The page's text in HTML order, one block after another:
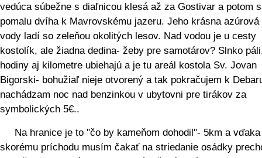
vedúca súbežne s diaľnicou klesá až za Gostivar a potom
pomalu dvíha k Mavrovskému jazeru. Jeho krásna azúrová
vody ladí so zeleňou okolitých lesov. Nad vodou je u cesty
kostolík, ale žiadna dedina- žeby pre samotárov? Slnko
hodiny aj kilometre ubiehajú a je tu areál kostola Sv. Jovan
Bigorski- bohužiaľ nieje otvorený a tak pokračujem k
nachádzam noc nad benzinkou v ubytovni pre tirákov za
symbolických 5€..
Na hranice je to "čo by kameňom dohodil"- 5km a vďaka
skorému príchodu musím čakať na striedanie osádky